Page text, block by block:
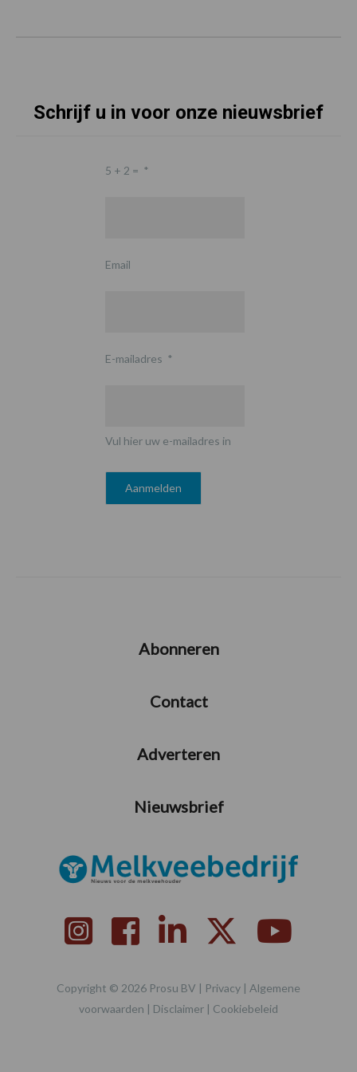
Schrijf u in voor onze nieuwsbrief
5 + 2 = *
Email
E-mailadres *
Vul hier uw e-mailadres in
Abonneren
Contact
Adverteren
Nieuwsbrief
Copyright © 2026 Prosu BV | Privacy | Algemene
voorwaarden | Disclaimer | Cookiebeleid